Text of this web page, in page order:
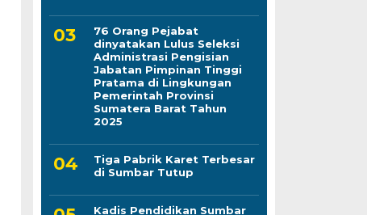
76 Orang Pejabat
dinyatakan Lulus Seleksi
Administrasi Pengisian
Jabatan Pimpinan Tinggi
Pratama di Lingkungan
Pemerintah Provinsi
Sumatera Barat Tahun
2025
Tiga Pabrik Karet Terbesar
di Sumbar Tutup
Kadis Pendidikan Sumbar